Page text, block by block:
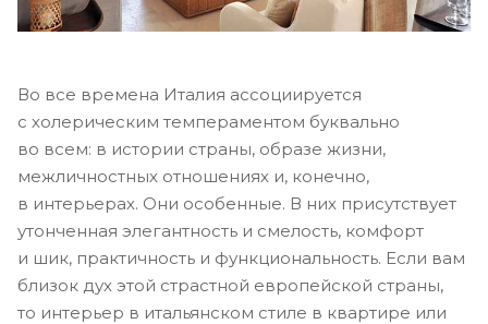
Во все времена Италия ассоциируется
с холерическим темпераментом буквально
во всем: в истории страны, образе жизни,
межличностных отношениях и, конечно,
в интерьерах. Они особенные. В них присутствует
утонченная элегантность и смелость, комфорт
и шик, практичность и функциональность. Если вам
близок дух этой страстной европейской страны,
то интерьер в итальянском стиле в квартире или